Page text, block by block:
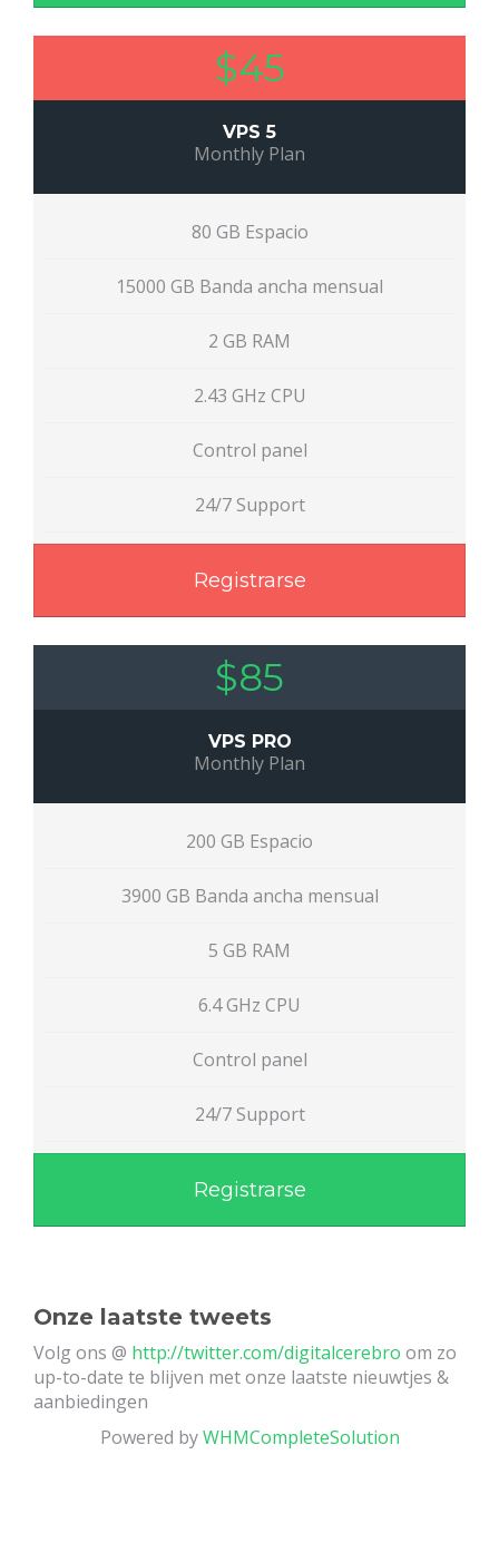
$45
VPS 5
Monthly Plan
80 GB Espacio
15000 GB Banda ancha mensual
2 GB RAM
2.43 GHz CPU
Control panel
24/7 Support
Registrarse
$85
VPS PRO
Monthly Plan
200 GB Espacio
3900 GB Banda ancha mensual
5 GB RAM
6.4 GHz CPU
Control panel
24/7 Support
Registrarse
Onze laatste tweets
Volg ons @ http://twitter.com/digitalcerebro om zo
up-to-date te blijven met onze laatste nieuwtjes &
aanbiedingen
Powered byWHMCompleteSolution